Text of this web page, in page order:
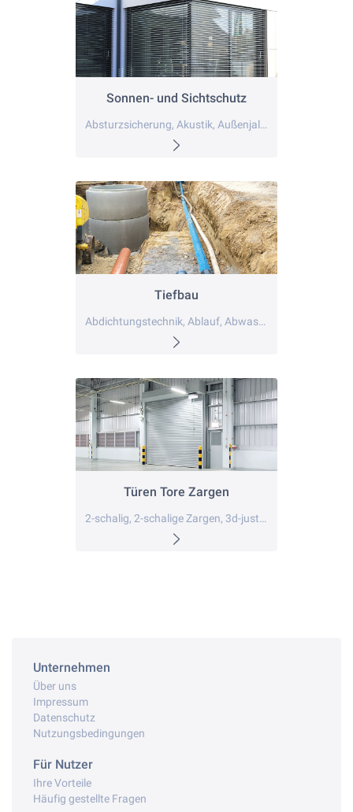
Sonnen- und Sichtschutz
Absturzsicherung, Akustik, Außenjalousie
Tiefbau
Abdichtungstechnik, Ablauf, Abwasser
Türen Tore Zargen
2-schalig, 2-schalige Zargen, 3d-justierbare Bänder
Unternehmen
Über uns
Impressum
Datenschutz
Nutzungsbedingungen
Für Nutzer
Ihre Vorteile
Häufig gestellte Fragen